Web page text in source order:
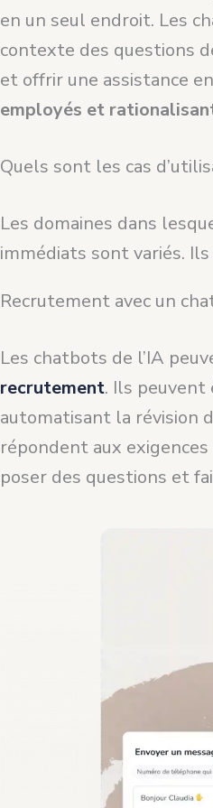
en un seul endroit. Les
contexte des questions
et offrir une assistance
employés et
Quels sont les cas
Les domaines dans
immédiats sont variés.
Recrutement avec un
Les chatbots de l’IA
recrutement. Ils
automatisant la révision
répondent aux
poser des questions et